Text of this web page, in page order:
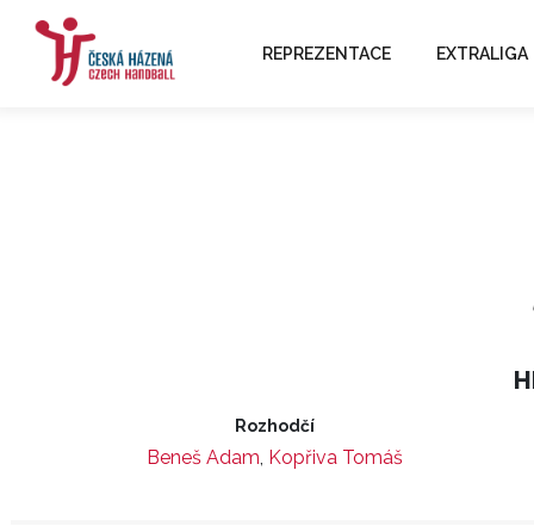
REPREZENTACE EXTRALIGA
Rozhodčí
Beneš Adam, Kopřiva Tomáš